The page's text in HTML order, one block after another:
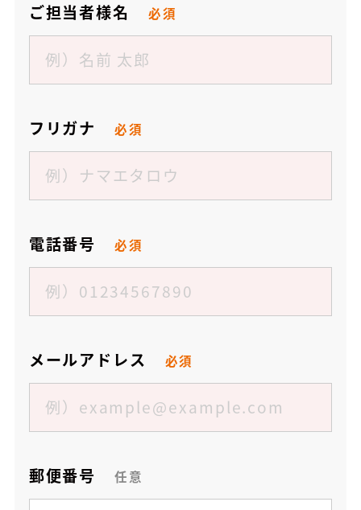
ご担当者様名 必須
フリガナ 必須
電話番号 必須
メールアドレス 必須
郵便番号 任意